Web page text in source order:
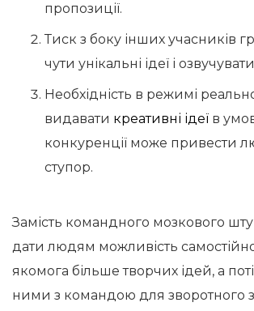
пропозиції.
Тиск з боку інших учасників
чути унікальні ідеї і
Необхідність в режимі
видавати креативні ідеї в
конкуренції може привести
ступор.
Замість командного мозкового
дати людям можливість
якомога більше творчих ідей, а
ними з командою для зворотного